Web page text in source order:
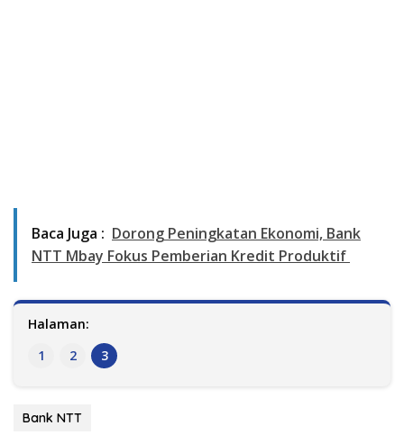
Baca Juga : Dorong Peningkatan Ekonomi, Bank
NTT Mbay Fokus Pemberian Kredit Produktif
Halaman:
1
2 3
Bank NTT